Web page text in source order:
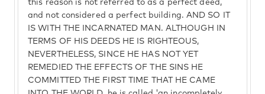
this reason is not referred to as a perfect deed,
and not considered a perfect building. AND SO IT
IS WITH THE INCARNATED MAN. ALTHOUGH IN
TERMS OF HIS DEEDS HE IS RIGHTEOUS,
NEVERTHELESS, SINCE HE HAS NOT YET
REMEDIED THE EFFECTS OF THE SINS HE
COMMITTED THE FIRST TIME THAT HE CAME